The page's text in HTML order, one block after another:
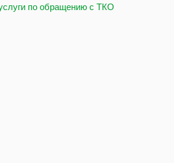
по обращению с ТКО